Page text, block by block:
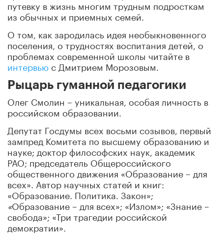
путевку в жизнь многим трудным подросткам
из обычных и приемных семей.
О том, как зародилась идея необыкновенного
поселения, о трудностях воспитания детей, о
проблемах современной школы читайте в
интервью с Дмитрием Морозовым.
Рыцарь гуманной педагогики
Олег Смолин – уникальная, особая личность в
российском образовании.
Депутат Госдумы всех восьми созывов, первый
зампред Комитета по высшему образованию и
науке; доктор философских наук, академик
РАО; председатель Общероссийского
общественного движения «Образование – для
всех». Автор научных статей и книг:
«Образование. Политика. Закон»;
«Образование – для всех»; «Излом»; «Знание –
свобода»; «Три трагедии российской
демократии».